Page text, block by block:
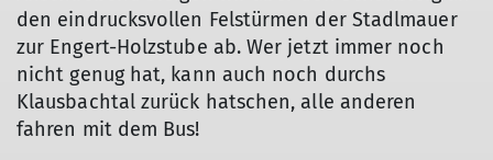
den eindrucksvollen Felstürmen der Stadlmauer
zur Engert-Holzstube ab. Wer jetzt immer noch
nicht genug hat, kann auch noch durchs
Klausbachtal zurück hatschen, alle anderen
fahren mit dem Bus!